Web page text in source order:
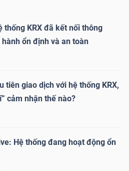
thống KRX đã kết nối thông
hành ổn định và an toàn
tiên giao dịch với hệ thống KRX,
cảm nhận thế nào?
Hệ thống đang hoạt động ổn